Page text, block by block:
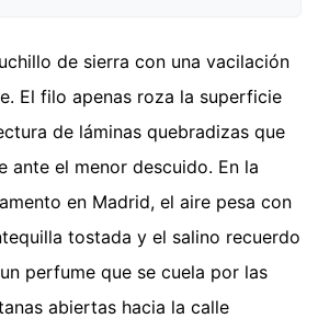
de sierra con una vacilación
El filo apenas roza la superficie
de láminas quebradizas que
ante el menor descuido. En la
en Madrid, el aire pesa con
tostada y el salino recuerdo
perfume que se cuela por las
abiertas hacia la calle